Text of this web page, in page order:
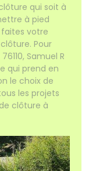
qui soit à
à pied
votre
Pour
Samuel R
qui prend en
le choix de
les projets
clôture à